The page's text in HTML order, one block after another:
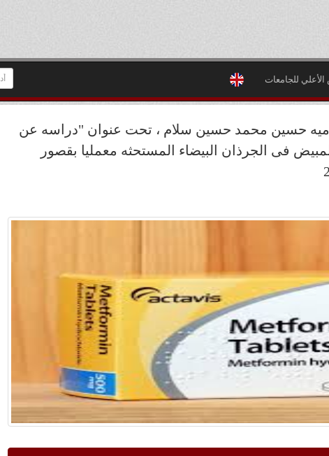
للجامعات
حسين محمد حسين سلام ، تحت عنوان "دراسه عن
فى الجرذان البيضاء المستحثه معمليا بقصور